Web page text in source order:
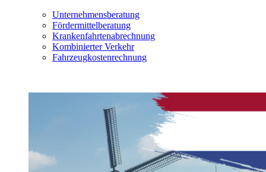
Unternehmensberatung
Fördermittelberatung
Krankenfahrtenabrechnung
Kombinierter Verkehr
Fahrzeugkostenrechnung